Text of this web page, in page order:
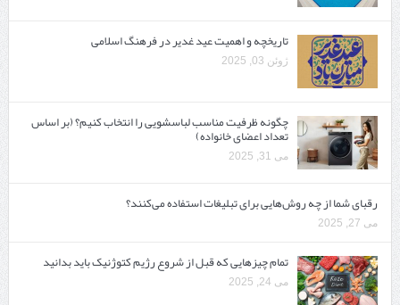
تاریخچه و اهمیت عید غدیر در فرهنگ اسلامی
ژوئن 03, 2025
چگونه ظرفیت مناسب لباسشویی را انتخاب کنیم؟ (بر اساس
تعداد اعضای خانواده)
می 31, 2025
رقبای شما از چه روش‌هایی برای تبلیغات استفاده می‌کنند؟
می 27, 2025
تمام چیزهایی که قبل از شروع رژیم کتوژنیک باید بدانید‎
می 24, 2025